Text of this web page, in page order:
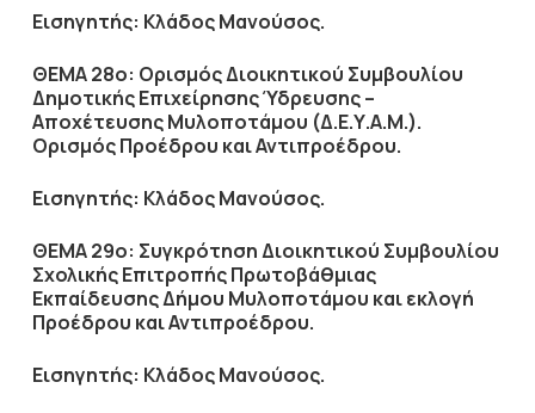
Εισηγητής: Κλάδος Μανούσος.
ΘΕΜΑ 28ο: Ορισμός Διοικητικού Συμβουλίου
Δημοτικής Επιχείρησης Ύδρευσης –
Αποχέτευσης Μυλοποτάμου (Δ.Ε.Υ.Α.Μ.).
Ορισμός Προέδρου και Αντιπροέδρου.
Εισηγητής: Κλάδος Μανούσος.
ΘΕΜΑ 29ο: Συγκρότηση Διοικητικού Συμβουλίου
Σχολικής Επιτροπής Πρωτοβάθμιας
Εκπαίδευσης Δήμου Μυλοποτάμου και εκλογή
Προέδρου και Αντιπροέδρου.
Εισηγητής: Κλάδος Μανούσος.